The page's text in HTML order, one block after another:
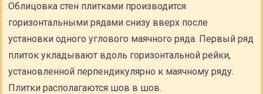
Облицовка стен плитками производится
горизонтальными рядами снизу вверх после
установки одного углового маячного ряда. Первый ряд
плиток укладывают вдоль горизонтальной рейки,
установленной перпендикулярно к маячному ряду.
Плитки располагаются шов в шов.